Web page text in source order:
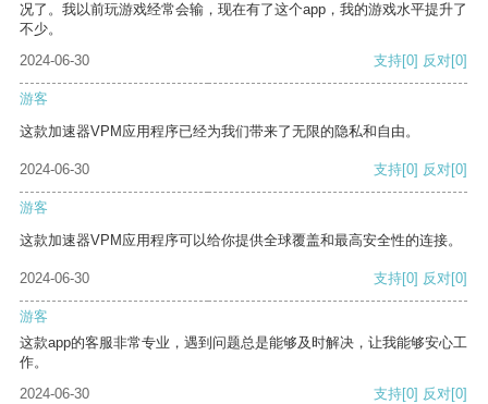
况了。我以前玩游戏经常会输，现在有了这个app，我的游戏水平提升了
不少。
2024-06-30
支持[0] 反对[0]
游客
这款加速器VPM应用程序已经为我们带来了无限的隐私和自由。
2024-06-30 支持[0] 反对[0]
游客
这款加速器VPM应用程序可以给你提供全球覆盖和最高安全性的连接。
2024-06-30 支持[0] 反对[0]
游客
这款app的客服非常专业，遇到问题总是能够及时解决，让我能够安心工
作。
2024-06-30
支持[0] 反对[0]